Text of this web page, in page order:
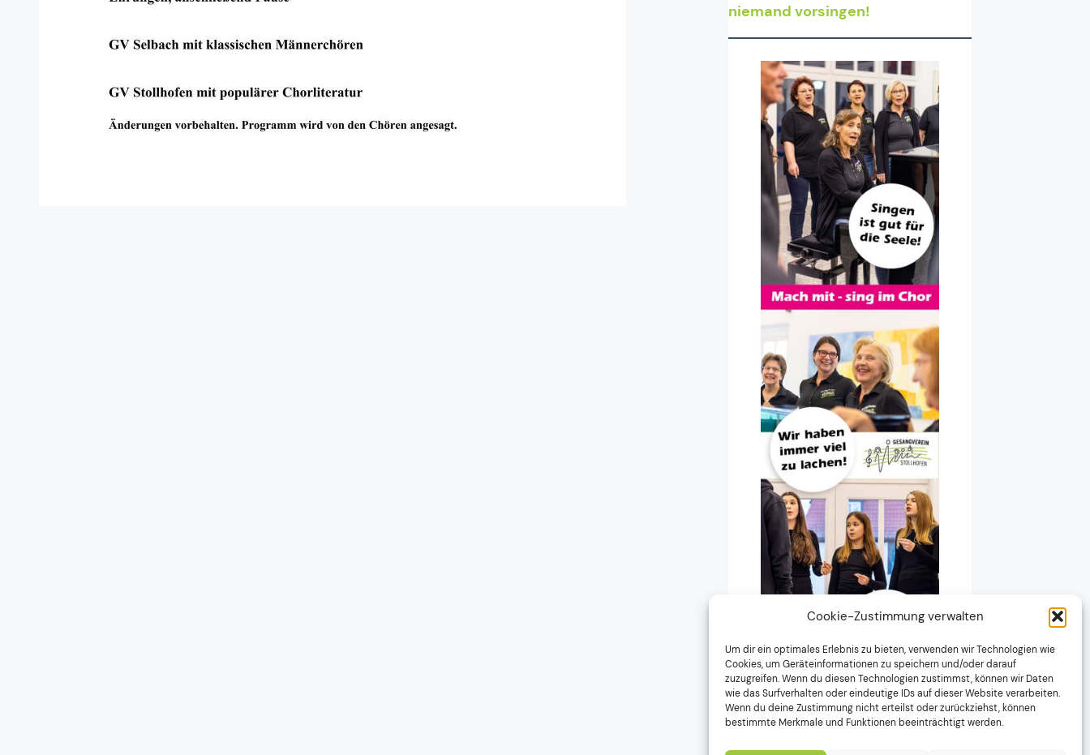
Cookie-Zustimmung verwalten
Um dir ein optimales Erlebnis zu bieten, verwenden wir Technologien wie
Cookies, um Geräteinformationen zu speichern und/oder darauf
zuzugreifen. Wenn du diesen Technologien zustimmst, können wir Daten
wie das Surfverhalten oder eindeutige IDs auf dieser Website verarbeiten.
Wenn du deine Zustimmung nicht erteilst oder zurückziehst, können
bestimmte Merkmale und Funktionen beeinträchtigt werden.
niemand vorsingen!